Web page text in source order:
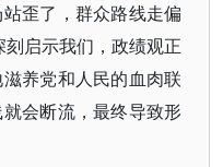
歪了，群众路线走偏
启示我们，政绩观正
养党和人民的血肉联
会断流，最终导致形